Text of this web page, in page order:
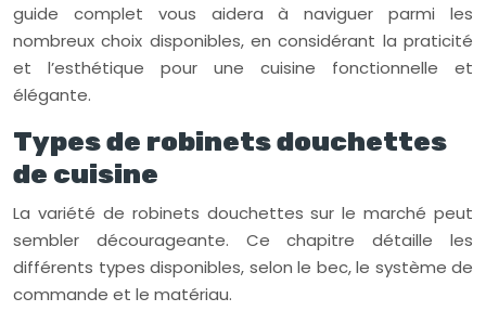
guide complet vous aidera à naviguer parmi les
nombreux choix disponibles, en considérant la praticité
et l’esthétique pour une cuisine fonctionnelle et
élégante.
Types de robinets douchettes
de cuisine
La variété de robinets douchettes sur le marché peut
sembler décourageante. Ce chapitre détaille les
différents types disponibles, selon le bec, le système de
commande et le matériau.